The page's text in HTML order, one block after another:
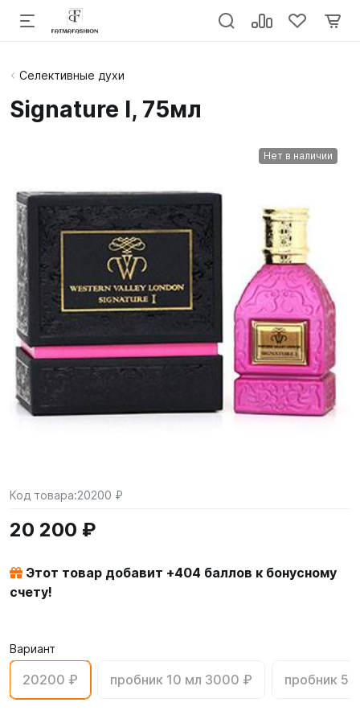
Селективные духи
Signature I, 75мл
Нет в наличии
Код товара:20200 ₽
20 200 ₽
Этот товар добавит +404 баллов к бонусному
счету!
Вариант
20200 ₽ пробник 10 мл 3000 ₽ пробник 5